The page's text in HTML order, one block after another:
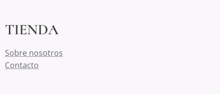
TIENDA
Sobre nosotros
Contacto